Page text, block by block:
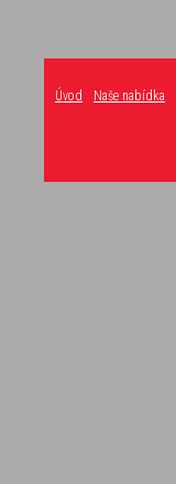
Úvod Naše nabídka